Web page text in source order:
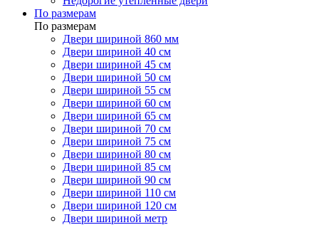
По размерам
По размерам
Двери шириной 860 мм
Двери шириной 40 см
Двери шириной 45 см
Двери шириной 50 см
Двери шириной 55 см
Двери шириной 60 см
Двери шириной 65 см
Двери шириной 70 см
Двери шириной 75 см
Двери шириной 80 см
Двери шириной 85 см
Двери шириной 90 см
Двери шириной 110 см
Двери шириной 120 см
Двери шириной метр